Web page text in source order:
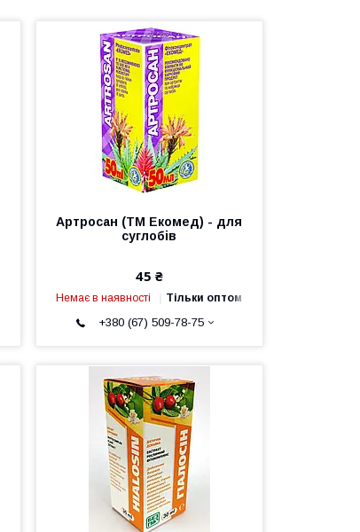
Артросан (ТМ Екомед) - для
суглобів
45 ₴
Немає в наявності Тільки оптом
+380 (67) 509-78-75